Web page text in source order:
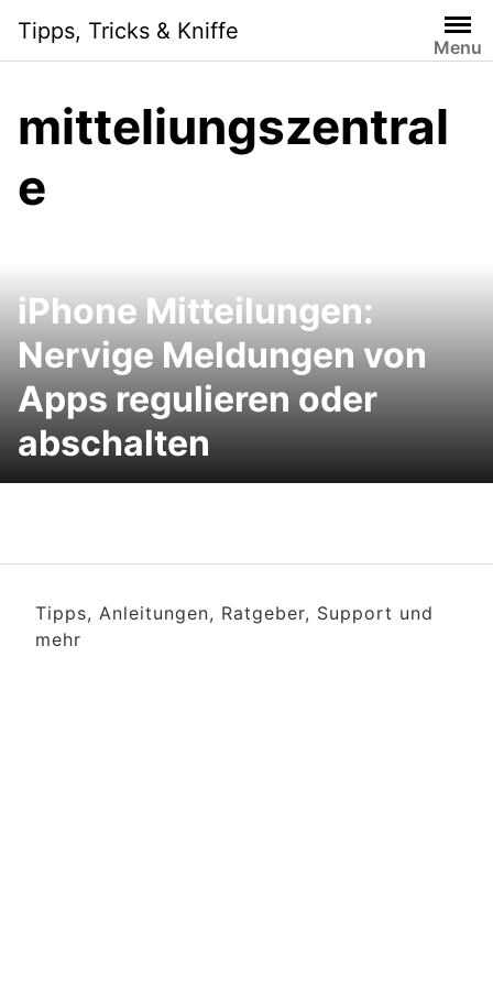
content
Tipps, Tricks & Kniffe
Menu
mitteliungszentral
e
iPhone Mitteilungen:
Nervige Meldungen von
Apps regulieren oder
abschalten
Tipps, Anleitungen, Ratgeber, Support und
mehr